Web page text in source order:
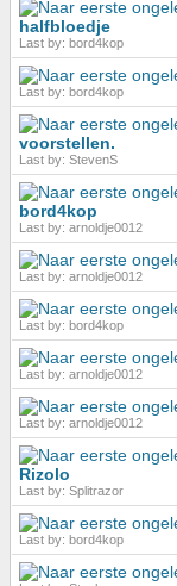
halfbloedje
Last by: bord4kop
Last by: bord4kop
voorstellen.
Last by: StevenS
bord4kop
Last by: arnoldje0012
Last by: arnoldje0012
Last by: bord4kop
Last by: arnoldje0012
Last by: arnoldje0012
Rizolo
Last by: Splitrazor
Last by: bord4kop